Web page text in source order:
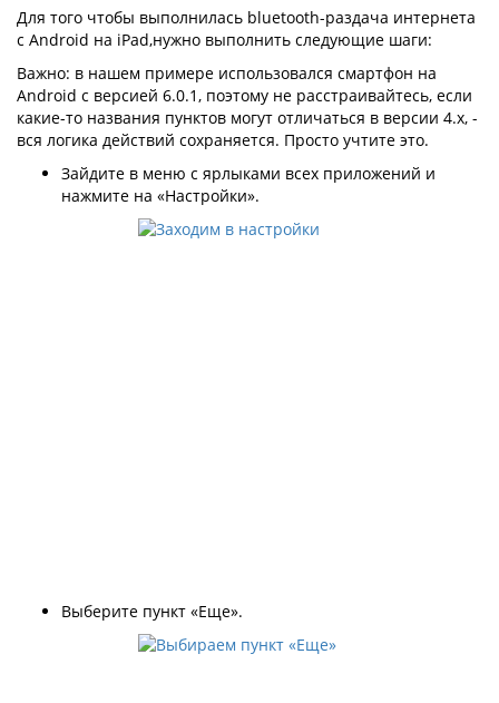
Для того чтобы выполнилась bluetooth-раздача интернета
с Android на iPad,нужно выполнить следующие шаги:
Важно: в нашем примере использовался смартфон на
Android с версией 6.0.1, поэтому не расстраивайтесь, если
какие-то названия пунктов могут отличаться в версии 4.х, -
вся логика действий сохраняется. Просто учтите это.
Зайдите в меню с ярлыками всех приложений и
нажмите на «Настройки».
Выберите пункт «Еще».